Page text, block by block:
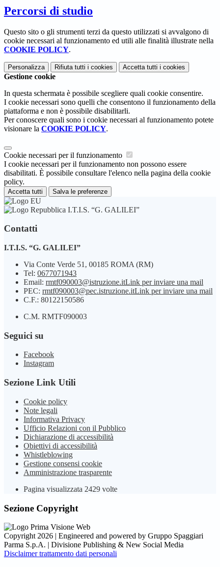
Percorsi di studio
Questo sito o gli strumenti terzi da questo utilizzati si avvalgono di
cookie necessari al funzionamento ed utili alle finalità illustrate nella
COOKIE POLICY.
Personalizza Rifiuta tutti i cookies Accetta tutti i cookies
Gestione cookie
In questa schermata è possibile scegliere quali cookie consentire.
I cookie necessari sono quelli che consentono il funzionamento della
piattaforma e non è possibile disabilitarli.
Per conoscere quali sono i cookie necessari al funzionamento potete
visionare la COOKIE POLICY.
Cookie necessari per il funzionamento
I cookie necessari per il funzionamento non possono essere
disabilitati. È possibile consultare l'elenco nella pagina della cookie
policy.
Accetta tutti Salva le preferenze
I.T.I.S. “G. GALILEI”
Contatti
I.T.I.S. “G. GALILEI”
Via Conte Verde 51, 00185 ROMA (RM)
Tel: 0677071943
Email: rmtf090003@istruzione.itLink per inviare una mail
PEC: rmtf090003@pec.istruzione.itLink per inviare una mail
C.F.: 80122150586
C.M. RMTF090003
Seguici su
Facebook
Instagram
Sezione Link Utili
Cookie policy
Note legali
Informativa Privacy
Ufficio Relazioni con il Pubblico
Dichiarazione di accessibilità
Obiettivi di accessibilità
Whistleblowing
Gestione consensi cookie
Amministrazione trasparente
Pagina visualizzata 2429 volte
Sezione Copyright
Copyright 2026 | Engineered and powered by Gruppo Spaggiari
Parma S.p.A. | Divisione Publishing & New Social Media
Disclaimer trattamento dati personali